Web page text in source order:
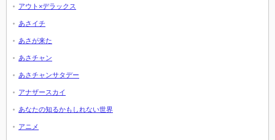
アウト×デラックス
あさイチ
あさが来た
あさチャン
あさチャンサタデー
アナザースカイ
あなたの知るかもしれない世界
アニメ